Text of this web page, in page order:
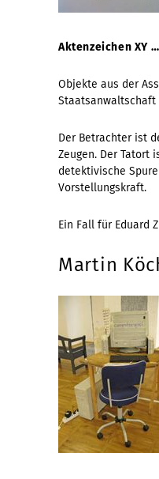
Aktenzeichen XY
Objekte aus der
Staatsanwaltschaft
Der Betrachter ist
Zeugen. Der Tatort
detektivische
Vorstellungskraft.
Ein Fall für Eduard
Martin